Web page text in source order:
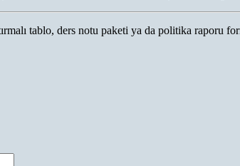
tablo, ders notu paketi ya da politika raporu